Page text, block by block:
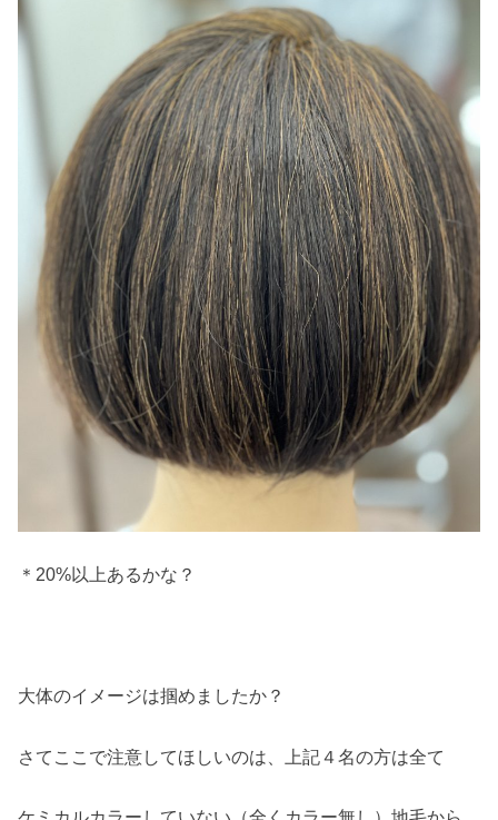
＊20%以上あるかな？
大体のイメージは掴めましたか？
さてここで注意してほしいのは、上記４名の方は全て